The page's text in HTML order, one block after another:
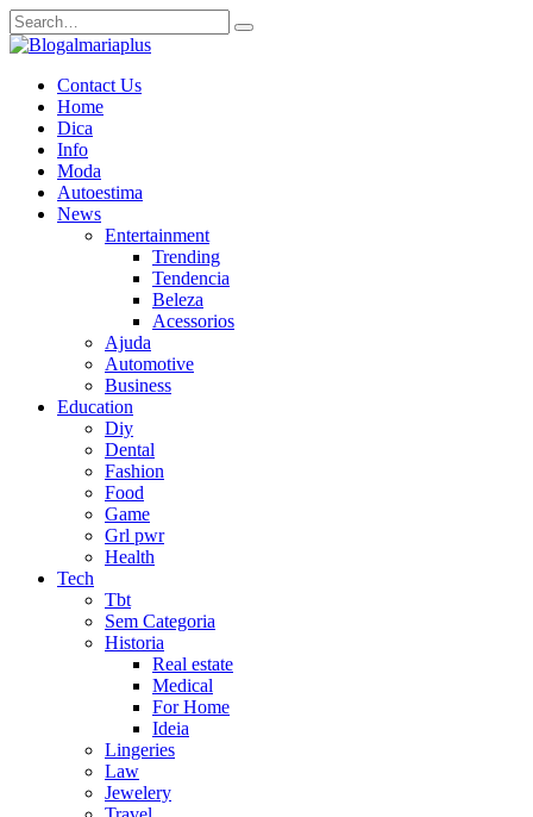
Skip
to
content
Search
for:
Contact Us
Home
Dica
Info
Moda
Autoestima
News
Entertainment
Trending
Tendencia
Beleza
Acessorios
Ajuda
Automotive
Business
Education
Diy
Dental
Fashion
Food
Game
Grl pwr
Health
Tech
Tbt
Sem Categoria
Historia
Real estate
Medical
For Home
Ideia
Lingeries
Law
Jewelery